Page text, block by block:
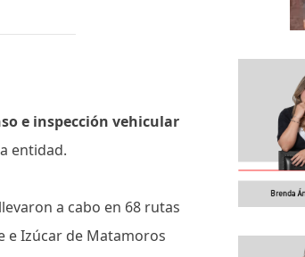
e inspección vehicular
entidad.
a cabo en 68 rutas
e Izúcar de Matamoros